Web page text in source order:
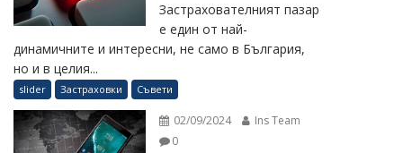
Застрахователният пазар
е един от най-
динамичните и интересни, не само в България,
но и в целия...
slider Застраховки Съвети
02/09/2024
Ins Team
0